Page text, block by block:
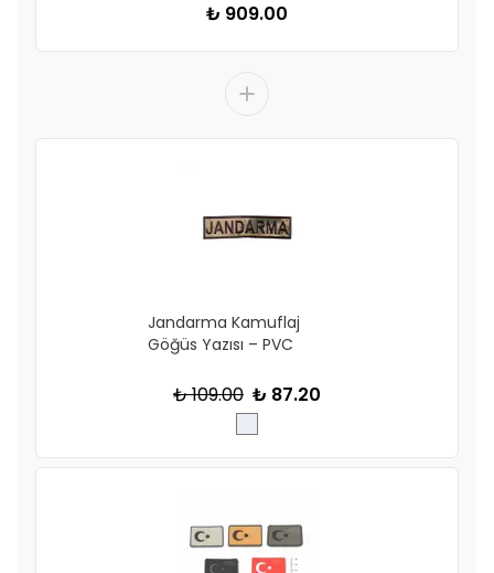
₺ 909.00
Jandarma Kamuflaj
Göğüs Yazısı – PVC
₺ 109.00 ₺ 87.20